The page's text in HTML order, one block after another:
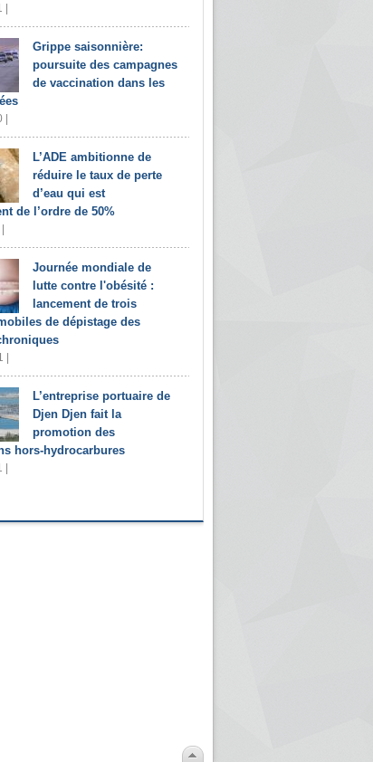
Grippe saisonnière:
poursuite des campagnes
de vaccination dans les
L’ADE ambitionne de
réduire le taux de perte
d’eau qui est
de l’ordre de 50%
Journée mondiale de
lutte contre l'obésité :
lancement de trois
de dépistage des
L’entreprise portuaire de
Djen Djen fait la
promotion des
hors-hydrocarbures